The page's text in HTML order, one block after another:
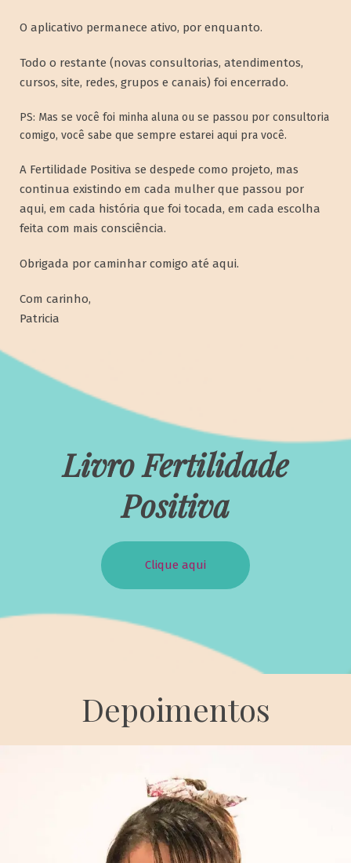
O aplicativo permanece ativo, por enquanto.
Todo o restante (novas consultorias, atendimentos,
cursos, site, redes, grupos e canais) foi encerrado.
PS: Mas se você foi minha aluna ou se passou por consultoria
comigo, você sabe que sempre estarei aqui pra você.
A Fertilidade Positiva se despede como projeto, mas
continua existindo em cada mulher que passou por
aqui, em cada história que foi tocada, em cada escolha
feita com mais consciência.
Obrigada por caminhar comigo até aqui.
Com carinho,
Patricia
Livro Fertilidade
Positiva
Clique aqui
Depoimentos